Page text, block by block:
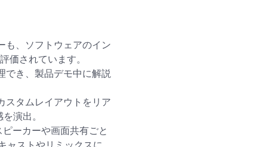
も、ソフトウェアのイン
価されています。
でき、製品デモ中に解説
スタムレイアウトをリア
演出。
ピーカーや画面共有ごと
ャストやリミックスに